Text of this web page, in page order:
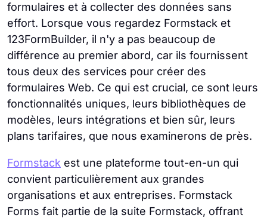
formulaires et à collecter des données sans
effort. Lorsque vous regardez Formstack et
123FormBuilder, il n'y a pas beaucoup de
différence au premier abord, car ils fournissent
tous deux des services pour créer des
formulaires Web. Ce qui est crucial, ce sont leurs
fonctionnalités uniques, leurs bibliothèques de
modèles, leurs intégrations et bien sûr, leurs
plans tarifaires, que nous examinerons de près.
Formstack est une plateforme tout-en-un qui
convient particulièrement aux grandes
organisations et aux entreprises. Formstack
Forms fait partie de la suite Formstack, offrant